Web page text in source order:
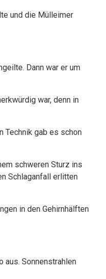
und die Mülleimer
Dann war er um
war, denn in
Technik gab es schon
schweren Sturz ins
Schlaganfall erlitten
in den Gehirnhälften
aus. Sonnenstrahlen